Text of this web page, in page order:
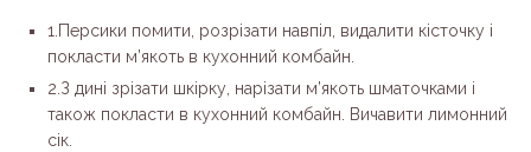
1.Персики помити, розрізати навпіл, видалити кісточку і
покласти м’якоть в кухонний комбайн.
2.З дині зрізати шкірку, нарізати м’якоть шматочками і
також покласти в кухонний комбайн. Вичавити лимонний
сік.